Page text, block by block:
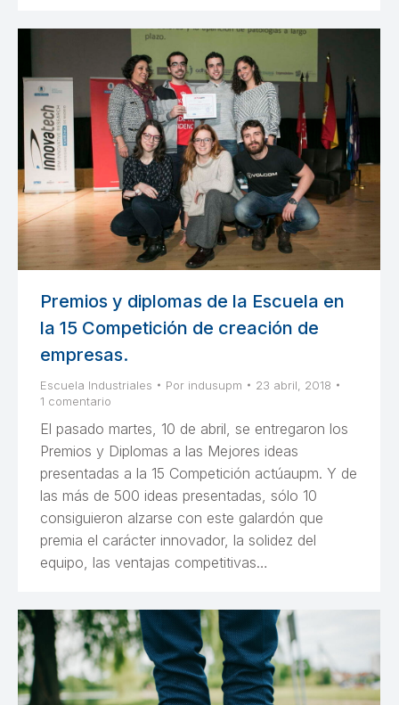
Premios y diplomas de la Escuela en
la 15 Competición de creación de
empresas.
Escuela Industriales Por indusupm
23 abril, 2018
1 comentario
El pasado martes, 10 de abril, se entregaron los
Premios y Diplomas a las Mejores ideas
presentadas a la 15 Competición actúaupm. Y de
las más de 500 ideas presentadas, sólo 10
consiguieron alzarse con este galardón que
premia el carácter innovador, la solidez del
equipo, las ventajas competitivas…